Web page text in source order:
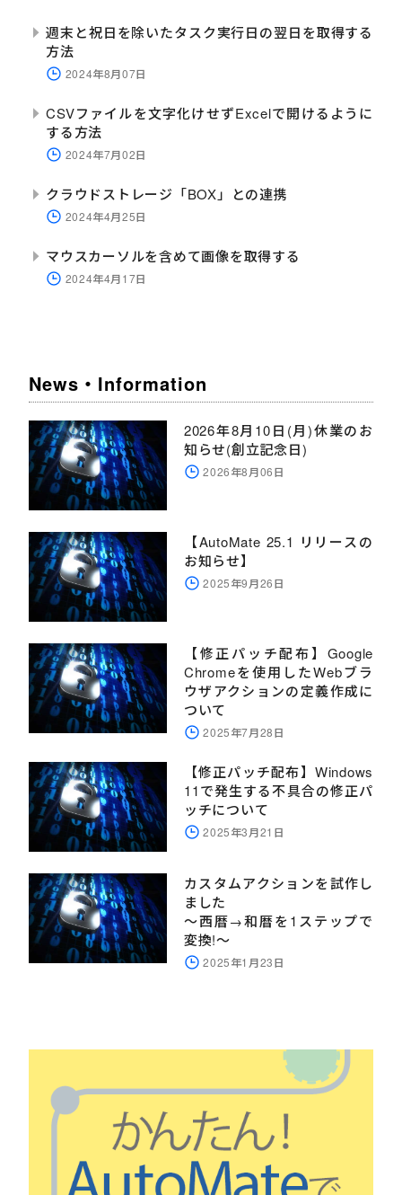
週末と祝日を除いたタスク実行日の翌日を取得する
方法
2024年8月07日
CSVファイルを文字化けせずExcelで開けるように
する方法
2024年7月02日
クラウドストレージ「BOX」との連携
2024年4月25日
マウスカーソルを含めて画像を取得する
2024年4月17日
News・Information
2026年8月10日(月)休業のお
知らせ(創立記念日)
2026年8月06日
【AutoMate 25.1 リリースの
お知らせ】
2025年9月26日
【修正パッチ配布】Google
Chromeを使用したWebブラ
ウザアクションの定義作成に
ついて
2025年7月28日
【修正パッチ配布】Windows
11で発生する不具合の修正パ
ッチについて
2025年3月21日
カスタムアクションを試作し
ました
～西暦→和暦を1ステップで
変換!～
2025年1月23日